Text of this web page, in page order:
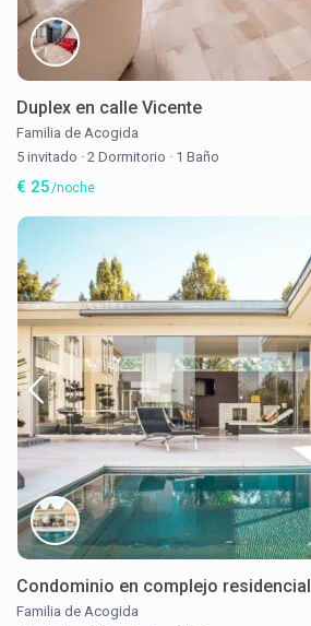
Duplex en calle Vicente
Familia de Acogida
5 invitado · 2 Dormitorio · 1 Baño
€ 25/noche
Condominio en complejo residencial
Familia de Acogida